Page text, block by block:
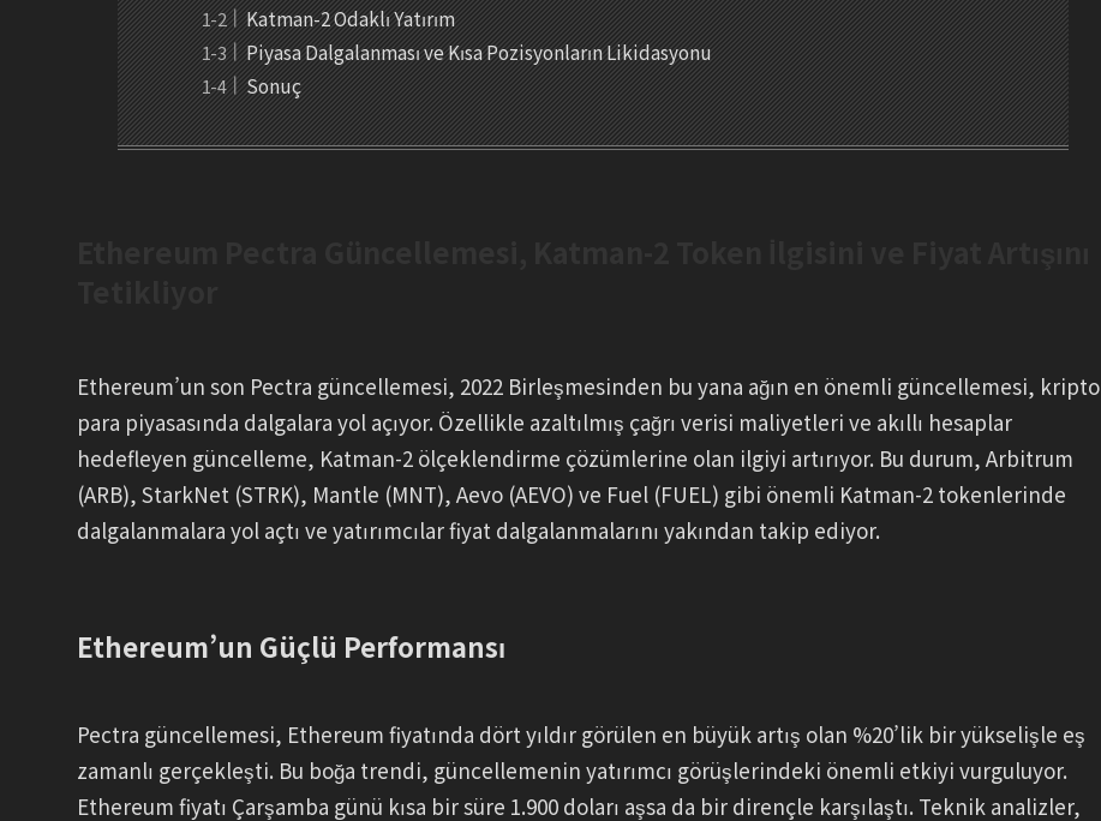
Katman-2 Odaklı Yatırım
Piyasa Dalgalanması ve Kısa Pozisyonların Likidasyonu
Sonuç
Ethereum’un son Pectra güncellemesi, 2022 Birleşmesinden bu yana ağın en önemli güncellemesi, kripto
para piyasasında dalgalara yol açıyor. Özellikle azaltılmış çağrı verisi maliyetleri ve akıllı hesaplar
hedefleyen güncelleme, Katman-2 ölçeklendirme çözümlerine olan ilgiyi artırıyor. Bu durum, Arbitrum
(ARB), StarkNet (STRK), Mantle (MNT), Aevo (AEVO) ve Fuel (FUEL) gibi önemli Katman-2 tokenlerinde
dalgalanmalara yol açtı ve yatırımcılar fiyat dalgalanmalarını yakından takip ediyor.
Ethereum’un Güçlü Performansı
Pectra güncellemesi, Ethereum fiyatında dört yıldır görülen en büyük artış olan %20’lik bir yükselişle eş
zamanlı gerçekleşti. Bu boğa trendi, güncellemenin yatırımcı görüşlerindeki önemli etkiyi vurguluyor.
Ethereum fiyatı Çarşamba günü kısa bir süre 1.900 doları aşsa da bir dirençle karşılaştı. Teknik analizler,